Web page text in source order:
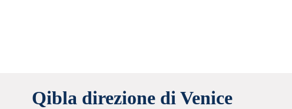
Qibla direzione di Venice